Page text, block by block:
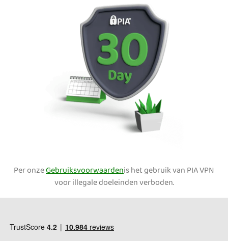
Per onzeGebruiksvoorwaardenis het gebruik van PIA VPN
voor illegale doeleinden verboden.